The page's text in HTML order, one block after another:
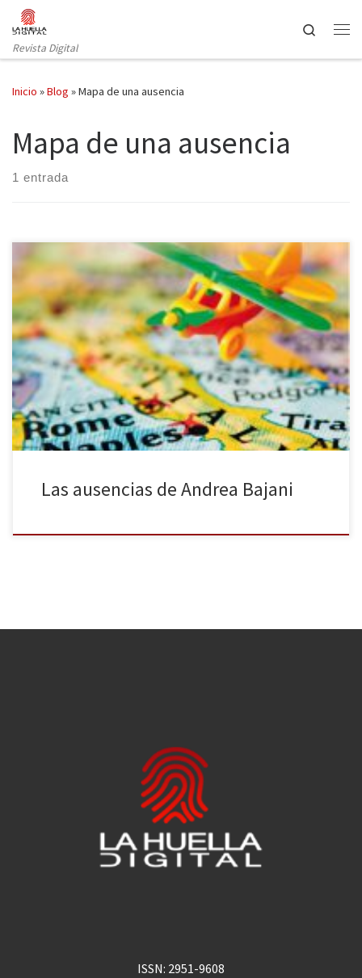
Saltar al contenido
Revista Digital
Search
Inicio »Blog »Mapa de una ausencia
Mapa de una ausencia
1 entrada
Antes de comenzar la lectura de Mapa de una ausencia, el autor,
Andrea Bajani, anticipa al inminente lector que los personajes y los
acontecimientos que se narran en la novela no son más que
producto de su fantasía. Sin embargo, en esta historia de
abandonos, olvidos, iniciaciones, cierres y ausencias […]
Las ausencias de Andrea Bajani
ISSN: 2951-9608